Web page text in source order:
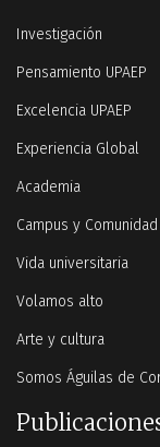
Investigación
Pensamiento UPAEP
Excelencia UPAEP
Experiencia Global
Academia
Campus y Comunidad
Vida universitaria
Volamos alto
Arte y cultura
Somos Águilas de